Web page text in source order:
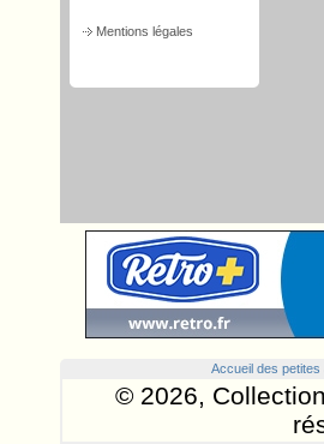
Mentions légales
Accueil des
© 2026,